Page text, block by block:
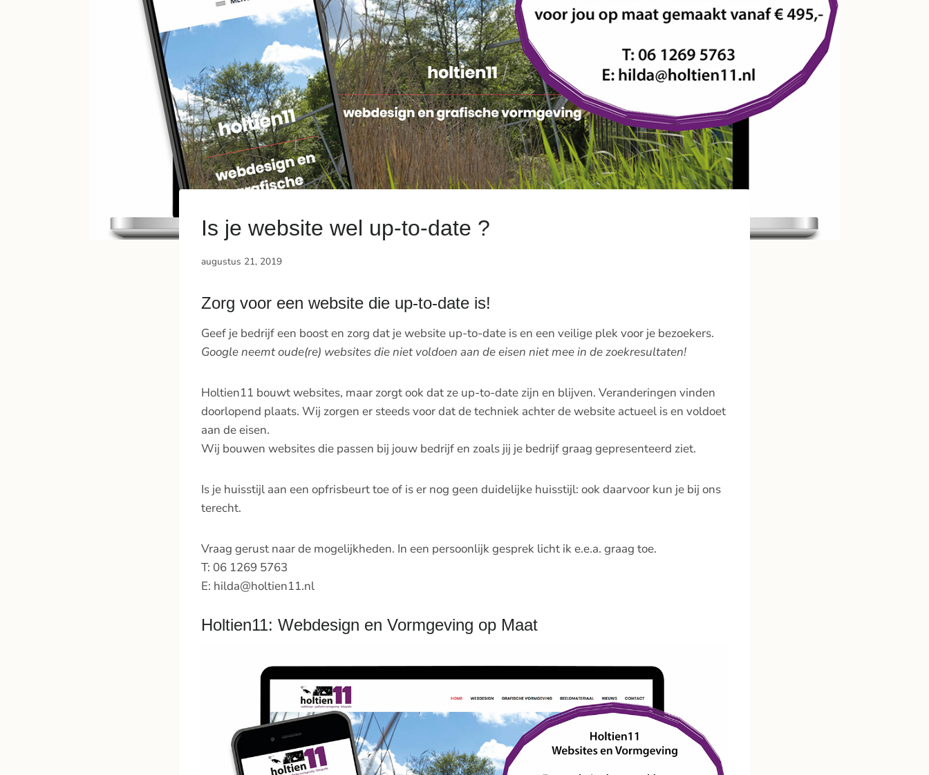
Is je website wel up-to-date ?
augustus 21, 2019
Zorg voor een website die up-to-date is!
Geef je bedrijf een boost en zorg dat je website up-to-date is en een veilige plek voor je bezoekers.
Google neemt oude(re) websites die niet voldoen aan de eisen niet mee in de zoekresultaten!
Holtien11 bouwt websites, maar zorgt ook dat ze up-to-date zijn en blijven. Veranderingen vinden
doorlopend plaats. Wij zorgen er steeds voor dat de techniek achter de website actueel is en voldoet
aan de eisen.
Wij bouwen websites die passen bij jouw bedrijf en zoals jij je bedrijf graag gepresenteerd ziet.
Is je huisstijl aan een opfrisbeurt toe of is er nog geen duidelijke huisstijl: ook daarvoor kun je bij ons
terecht.
Vraag gerust naar de mogelijkheden. In een persoonlijk gesprek licht ik e.e.a. graag toe.
T: 06 1269 5763
E: hilda@holtien11.nl
Holtien11: Webdesign en Vormgeving op Maat